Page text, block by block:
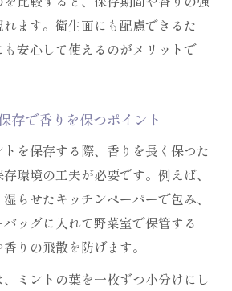
ます。衛生面にも配慮できるた
安心して使えるのがメリットで
存で香りを保つポイント
を保存する際、香りを長く保つた
環境の工夫が必要です。例えば、
らせたキッチンペーパーで包み、
ッグに入れて野菜室で保管する
りの飛散を防げます。
ミントの葉を一枚ずつ小分けにし